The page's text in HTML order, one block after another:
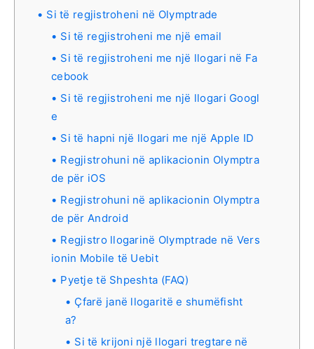
Si të regjistroheni në Olymptrade
Si të regjistroheni me një email
Si të regjistroheni me një llogari në Fa
cebook
Si të regjistroheni me një llogari Googl
e
Si të hapni një llogari me një Apple ID
Regjistrohuni në aplikacionin Olymptra
de për iOS
Regjistrohuni në aplikacionin Olymptra
de për Android
Regjistro llogarinë Olymptrade në Vers
ionin Mobile të Uebit
Pyetje të Shpeshta (FAQ)
Çfarë janë llogaritë e shumëfisht
a?
Si të krijoni një llogari tregtare në